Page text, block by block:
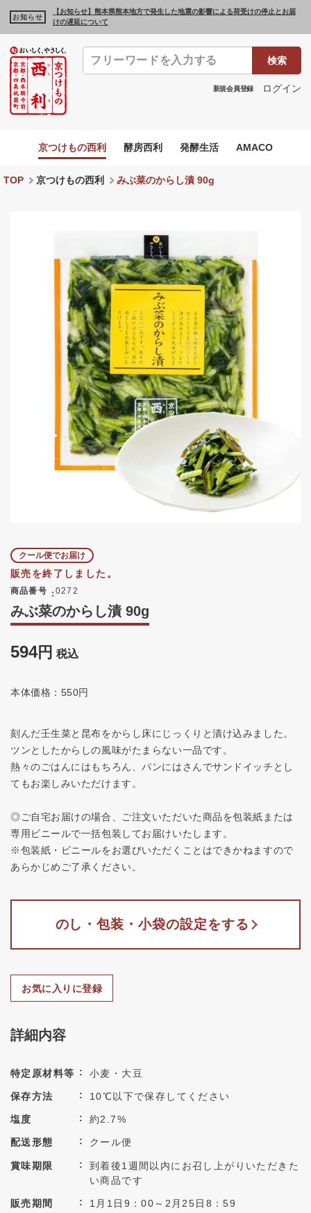
お知らせ
【お知らせ】熊本県熊本地方で発生した地震の影響による荷受けの停止とお届
けの遅延について
検索
新規会員登録 ログイン
京つけもの西利 酵房西利 発酵生活 AMACO
TOP 京つけもの西利 みぶ菜のからし漬 90g
クール便でお届け
販売を終了しました。
商品番号 0272
みぶ菜のからし漬 90g
594 税込
本体価格：550円
刻んだ壬生菜と昆布をからし床にじっくりと漬け込みました。
ツンとしたからしの風味がたまらない一品です。
熱々のごはんにはもちろん、パンにはさんでサンドイッチとし
てもお楽しみいただけます。
◎ご自宅お届けの場合、ご注文いただいた商品を包装紙または
専用ビニールで一括包装してお届けいたします。
※包装紙・ビニールをお選びいただくことはできかねますので
あらかじめご了承ください。
のし・包装・小袋の設定をする
お気に入りに登録
詳細内容
特定原材料等 小麦・大豆
保存方法 10℃以下で保存してください
塩度 約2.7%
配送形態 クール便
賞味期限
到着後1週間以内にお召し上がりいただきた
い商品です
販売期間 1月1日9：00～2月25日8：59